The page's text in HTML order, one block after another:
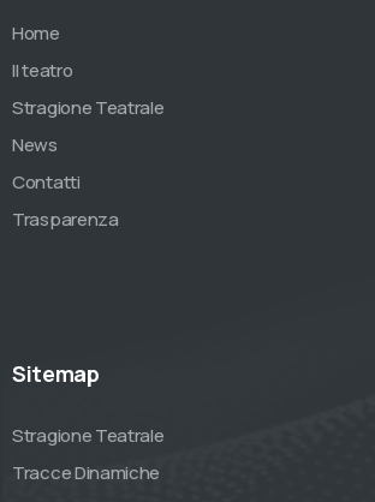
Home
Il teatro
Stragione Teatrale
News
Contatti
Trasparenza
Sitemap
Stragione Teatrale
Tracce Dinamiche